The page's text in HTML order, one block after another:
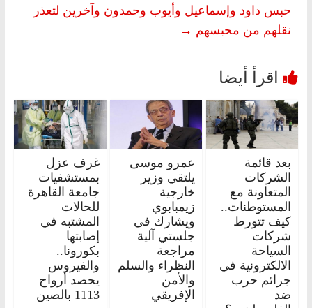
حبس داود وإسماعيل وأيوب وحمدون وآخرين لتعذر
نقلهم من محبسهم →
بعد قائمة
الشركات
المتعاونة مع
المستوطنات..
كيف تتورط
شركات
السياحة
الالكترونية في
جرائم حرب
ضد
عمرو موسى
يلتقي وزير
خارجية
زيمبابوي
ويشارك في
جلستي آلية
مراجعة
النظراء والسلم
والأمن
الإفريقي
غرف عزل
بمستشفيات
جامعة القاهرة
للحالات
المشتبه في
إصابتها
بكورونا..
والفيروس
يحصد أرواح
1113 بالصين